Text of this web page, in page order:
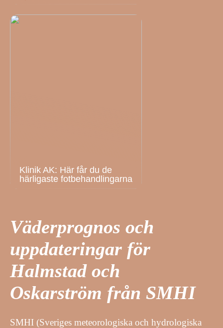
Klinik AK: Här får du de
härligaste fotbehandlingarna
Väderprognos och
uppdateringar för
Halmstad och
Oskarström från SMHI
SMHI (Sveriges meteorologiska och hydrologiska